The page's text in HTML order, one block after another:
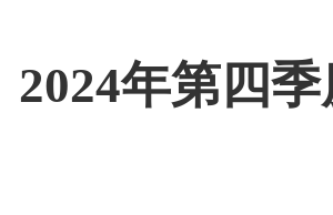
2024年第四